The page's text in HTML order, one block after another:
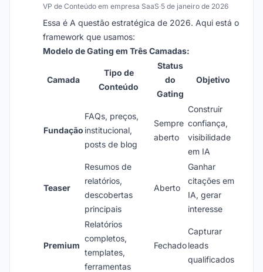
VP de Conteúdo em empresa SaaS·5 de janeiro de 2026
Essa é A questão estratégica de 2026. Aqui está o
framework que usamos:
Modelo de Gating em Três Camadas:
Camada
Tipo de
Conteúdo
Status
do
Gating
Objetivo
Fundação
FAQs, preços,
institucional,
posts de blog
Sempre
aberto
Construir
confiança,
visibilidade
em IA
Teaser
Resumos de
relatórios,
descobertas
principais
Aberto
Ganhar
citações em
IA, gerar
interesse
Premium
Relatórios
completos,
templates,
ferramentas
Fechado
Capturar
leads
qualificados